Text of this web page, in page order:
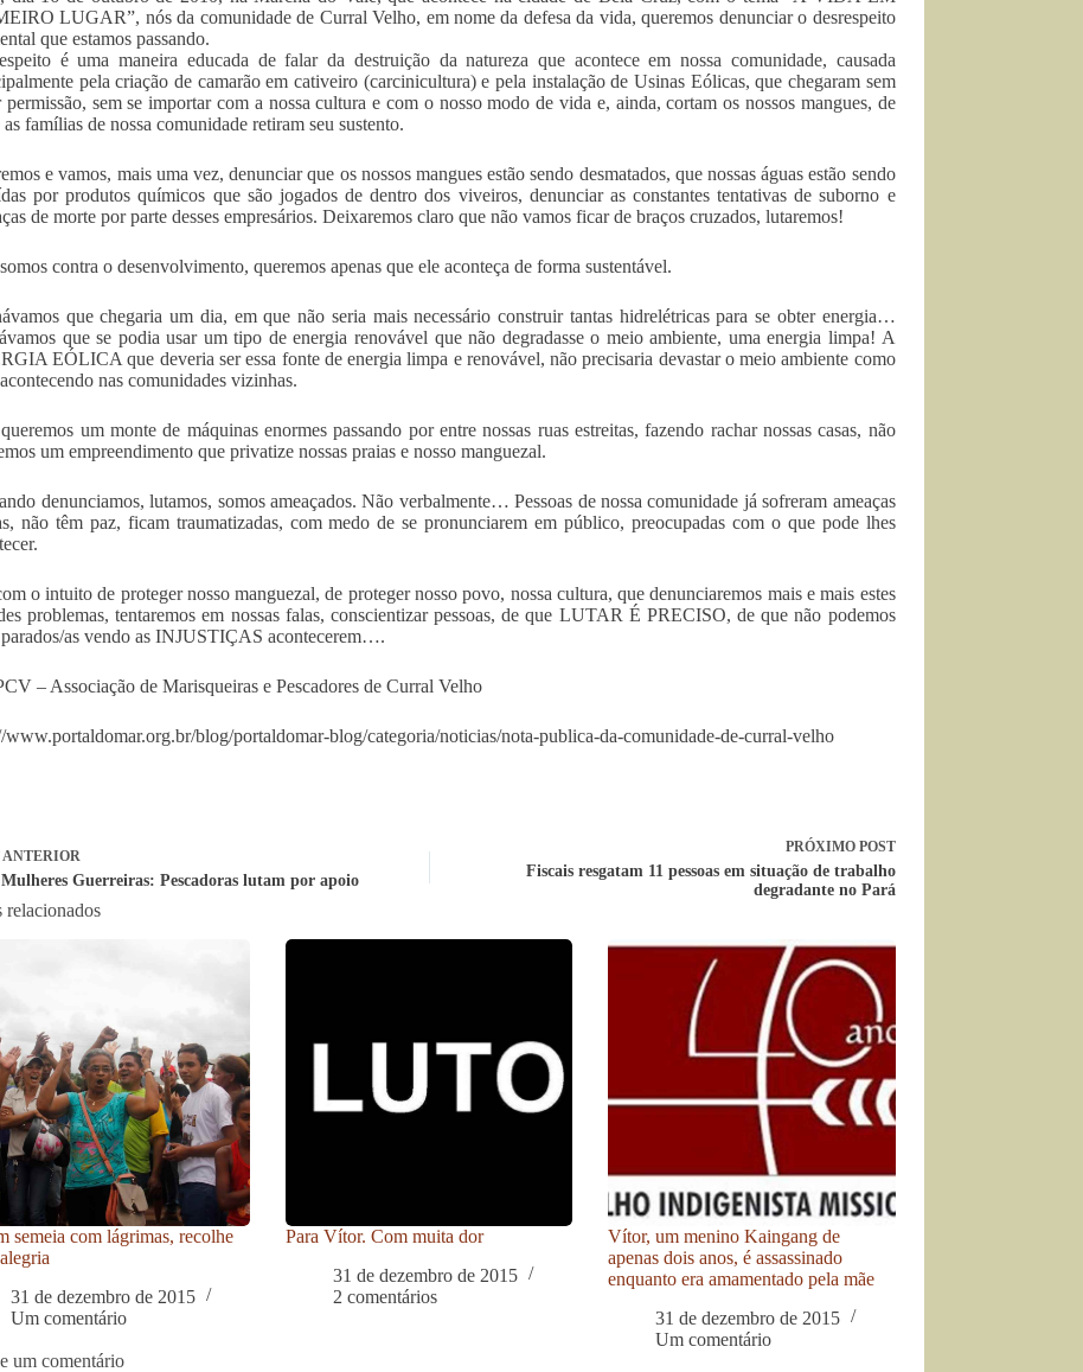
LUGAR”, nós da comunidade de Curral Velho, em nome da defesa da vida, queremos denunciar o desrespeito
que estamos passando.
é uma maneira educada de falar da destruição da natureza que acontece em nossa comunidade, causada
pela criação de camarão em cativeiro (carcinicultura) e pela instalação de Usinas Eólicas, que chegaram sem
permissão, sem se importar com a nossa cultura e com o nosso modo de vida e, ainda, cortam os nossos mangues, de
as famílias de nossa comunidade retiram seu sustento.
e vamos, mais uma vez, denunciar que os nossos mangues estão sendo desmatados, que nossas águas estão sendo
por produtos químicos que são jogados de dentro dos viveiros, denunciar as constantes tentativas de suborno e
de morte por parte desses empresários. Deixaremos claro que não vamos ficar de braços cruzados, lutaremos!
contra o desenvolvimento, queremos apenas que ele aconteça de forma sustentável.
que chegaria um dia, em que não seria mais necessário construir tantas hidrelétricas para se obter energia…
que se podia usar um tipo de energia renovável que não degradasse o meio ambiente, uma energia limpa! A
EÓLICA que deveria ser essa fonte de energia limpa e renovável, não precisaria devastar o meio ambiente como
nas comunidades vizinhas.
um monte de máquinas enormes passando por entre nossas ruas estreitas, fazendo rachar nossas casas, não
um empreendimento que privatize nossas praias e nosso manguezal.
denunciamos, lutamos, somos ameaçados. Não verbalmente… Pessoas de nossa comunidade já sofreram ameaças
não têm paz, ficam traumatizadas, com medo de se pronunciarem em público, preocupadas com o que pode lhes
o intuito de proteger nosso manguezal, de proteger nosso povo, nossa cultura, que denunciaremos mais e mais estes
problemas, tentaremos em nossas falas, conscientizar pessoas, de que LUTAR É PRECISO, de que não podemos
as vendo as INJUSTIÇAS acontecerem….
– Associação de Marisqueiras e Pescadores de Curral Velho
www.portaldomar.org.br/blog/portaldomar-blog/categoria/noticias/nota-publica-da-comunidade-de-curral-velho
ANTERIOR
Guerreiras: Pescadoras lutam por apoio
PRÓXIMO POST
Fiscais resgatam 11 pessoas em situação de trabalho
degradante no Pará
relacionados
semeia com lágrimas, recolhe
31 de dezembro de 2015
Um comentário
Para Vítor. Com muita dor
31 de dezembro de 2015
2 comentários
Vítor, um menino Kaingang de
apenas dois anos, é assassinado
enquanto era amamentado pela mãe
31 de dezembro de 2015
Um comentário
um comentário